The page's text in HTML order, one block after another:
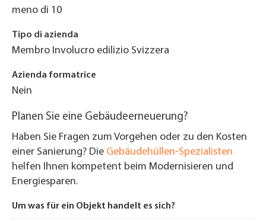
meno di 10
Tipo di azienda
Membro Involucro edilizio Svizzera
Azienda formatrice
Nein
Planen Sie eine Gebäudeerneuerung?
Haben Sie Fragen zum Vorgehen oder zu den Kosten
einer Sanierung? Die Gebäudehüllen-Spezialisten
helfen Ihnen kompetent beim Modernisieren und
Energiesparen.
Um was für ein Objekt handelt es sich?